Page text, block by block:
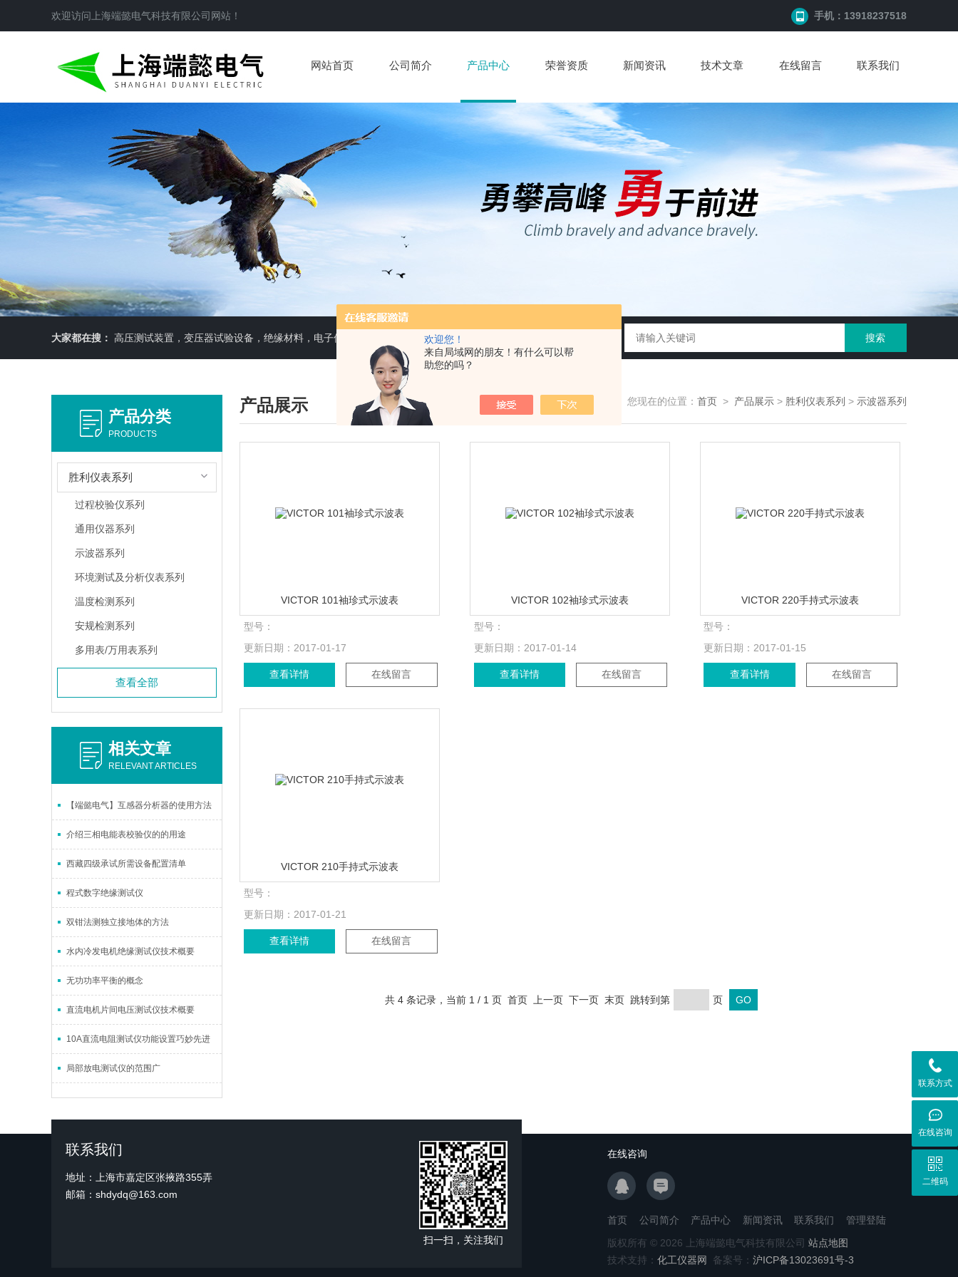
欢迎您！
来自局域网的朋友！有什么可以帮
助您的吗？
欢迎访问 上海端懿电气科技有限公司 网站！ 手机：13918237518
网站首页 公司简介 产品中心 荣誉资质 新闻资讯 技术文章 在线留言 联系我们
大家都在搜： 高压测试装置，变压器试验设备，绝缘材料，电子仪器仪表
产品分类
PRODUCTS
胜利仪表系列
过程校验仪系列
通用仪器系列
示波器系列
环境测试及分析仪表系列
温度检测系列
安规检测系列
多用表/万用表系列
查看全部
相关文章
RELEVANT ARTICLES
【端懿电气】互感器分析器的使用方法
介绍三相电能表校验仪的的用途
西藏四级承试所需设备配置清单
程式数字绝缘测试仪
双钳法测独立接地体的方法
水内冷发电机绝缘测试仪技术概要
无功功率平衡的概念
直流电机片间电压测试仪技术概要
10A直流电阻测试仪功能设置巧妙先进
局部放电测试仪的范围广
产品展示 您现在的位置： 首页 > 产品展示 > 胜利仪表系列 > 示波器系列
VICTOR 101袖珍式示波表
型号：
更新日期： 2017-01-17
查看详情 在线留言
VICTOR 102袖珍式示波表
型号：
更新日期： 2017-01-14
查看详情 在线留言
VICTOR 220手持式示波表
型号：
更新日期： 2017-01-15
查看详情 在线留言
VICTOR 210手持式示波表
型号：
更新日期： 2017-01-21
查看详情 在线留言
共 4 条记录，当前 1 / 1 页 首页 上一页 下一页 末页 跳转到第 页
联系我们
地址：上海市嘉定区张掖路355弄
邮箱：shdydq@163.com
扫一扫，关注我们
在线咨询
首页 公司简介 产品中心 新闻资讯 联系我们
管理登陆
版权所有 © 2026 上海端懿电气科技有限公司 站点地图
技术支持： 化工仪器网 备案号： 沪ICP备13023691号-3
联系方式
在线咨询
二维码